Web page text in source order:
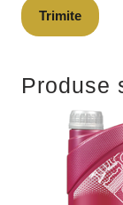
Produse